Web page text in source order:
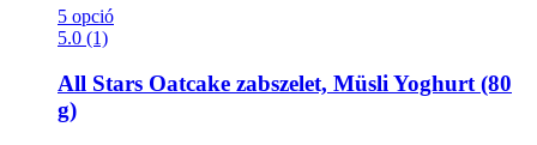
5 opció
5.0 (1)
All Stars Oatcake zabszelet, Müsli Yoghurt (80
g)